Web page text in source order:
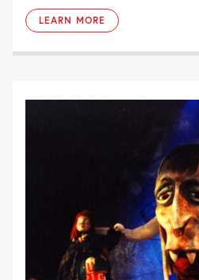
LEARN MORE